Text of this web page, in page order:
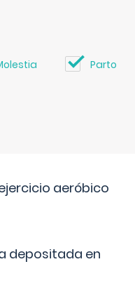
Parto
aeróbico
depositada en